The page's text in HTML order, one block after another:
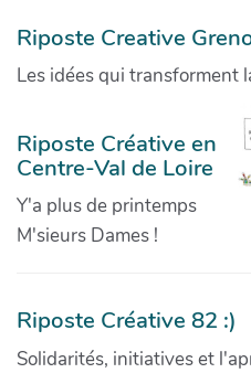
Riposte Creative
Les idées qui transforment
Riposte Créative en
Centre-Val de Loire
Y'a plus de printemps
M'sieurs Dames !
Riposte Créative 82 :)
Solidarités, initiatives et